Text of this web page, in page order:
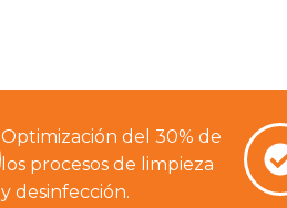
Optimización del 30% de
los procesos de limpieza
y desinfección.